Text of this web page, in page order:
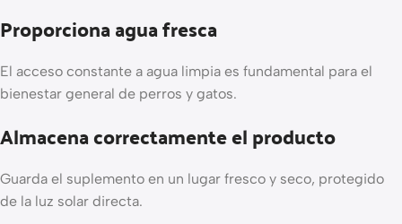
Proporciona agua fresca
El acceso constante a agua limpia es fundamental para el
bienestar general de perros y gatos.
Almacena correctamente el producto
Guarda el suplemento en un lugar fresco y seco, protegido
de la luz solar directa.